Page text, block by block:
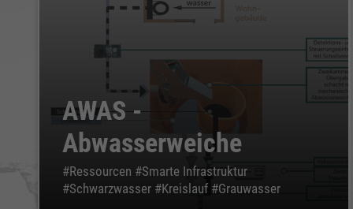
AWAS -
Abwasserweiche
#Ressourcen #Smarte Infrastruktur
#Schwarzwasser #Kreislauf #Grauwasser